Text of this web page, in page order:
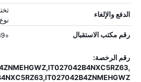
الدفع والإلغاء
رقم مكتب الاستقبال +39 347 536 9778
رقم الرخصة: